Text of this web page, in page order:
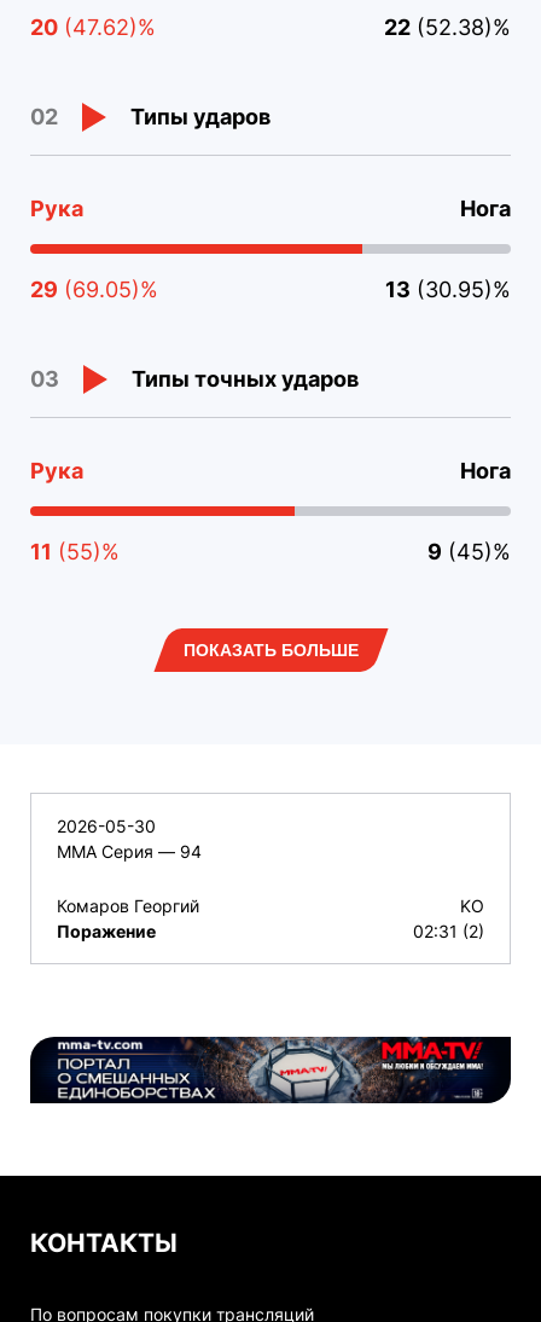
20 (47.62)% 22 (52.38)%
02 Типы ударов
Рука Нога
29 (69.05)% 13 (30.95)%
03 Типы точных ударов
Рука Нога
11 (55)% 9 (45)%
ПОКАЗАТЬ БОЛЬШЕ
2026-05-30
ММА Серия — 94
Комаров Георгий
Поражение
KO
02:31 (2)
КОНТАКТЫ
По вопросам покупки трансляций